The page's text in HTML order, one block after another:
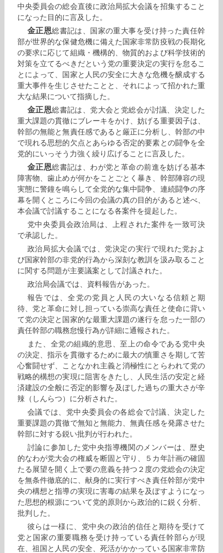
中央委員会の総会直後に政治局拡大会議を招集すること
になった目的に言及した。
金正恩総書記は、国家の重大事を受け持った責任幹
部が世界的な保健危機に備えた国家非常防疫戦の長期化
の要求に応じて組織・機構的、物質的および科学技術的
対策を立てるべきだという党の重要決定の実行を怠るこ
とによって、国家と人民の安全に大きな危機を醸成する
重大事件を生じさせたことと、それによって招かれた重
大な結果について指摘した。
金正恩総書記は、党大会と党総会が討議、決定した
重大課題の貫徹にブレーキをかけ、妨げる重要因子は、
幹部の無能と無責任感であると厳正に分析し、幹部の中
で現れる思想的欠点とあらゆる否定的要素との闘争を全
党的にいっそう力強く繰り広げることに言及した。
金正恩総書記は、わが党と革命の前進を妨げる基本
障害物、歯止めが何かをことごとく暴き、幹部陣容の現
実態に警鐘を鳴らして全党的な集中闘争、連続闘争の序
幕を開くところに今回の会議の真の目的があると述べ、
本会議で討議することになる各案件を提起した。
党中央委員会政治局は、上程された案件を一致可決
で承認した。
政治局拡大会議では、党決定の実行で現れた党およ
び国家幹部の非党的行為から深刻な教訓を汲み取ること
に関する問題が主要議案として討議された。
政治局会議では、資料報告があった。
報告では、全党の党員と人民の大いなる信頼と期
待、党と革命に対し担っている崇高な責任と使命に背い
て党の決定と国家的な最重大課題の遂行を怠った一部の
責任幹部の職務怠慢行為が詳細に通報された。
また、全党の組織的意思、至上の命令である党中央
の決定、指示を貫徹するために最大の慎重さを期して苦
心奮闘せず、ことなかれ主義と消極性にとらわれて党の
戦略的構想の実現に阻害をきたし、人民生活の安定と経
済建設の全般に否定的影響を及ぼした過ちの重大さが辛
辣（しんらつ）に分析された。
会議では、党中央委員会の各総会で討議、決定した
重要課題の貫徹で無知と無能力、無責任感を発露させた
幹部に対する鋭い批判が行われた。
討論に参加した党中央指導機関のメンバーは、歴史
的なわが党大会の権威を断固と守り、５カ年計画の確固
たる展望を開く上で要の意義を持つ２度の党総会の決定
を無条件徹底的に、献身的に実行すべき責任幹部が党中
央の構想と指導の実現に害毒の結果を及ぼすようになっ
た思想的根源について党的原則から政治的に鋭く分析、
批判した。
彼らは一様に、党中央の政治的信任と期待を受けて
党と国家の重要職務を受け持っている責任幹部らが現
在、祖国と人民の安全、死活がかかっている国家非常防